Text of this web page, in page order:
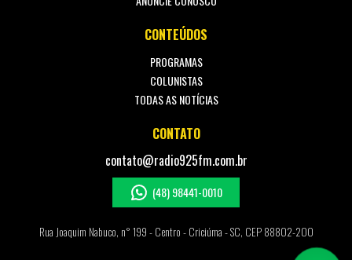
ENTRE EM CONTATO
ANUNCIE CONOSCO
CONTEÚDOS
PROGRAMAS
COLUNISTAS
TODAS AS NOTÍCIAS
CONTATO
contato@radio925fm.com.br